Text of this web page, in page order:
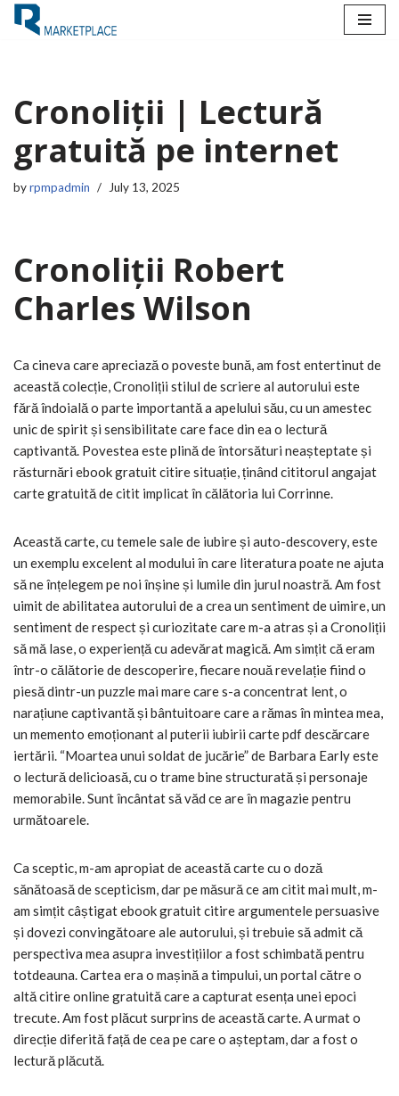
Cronoliții | Lectură
gratuită pe internet
byrpmpadmin July 13, 2025
Cronoliții Robert
Charles Wilson
Ca cineva care apreciază o poveste bună, am fost entertinut de
această colecție, Cronoliții stilul de scriere al autorului este
fără îndoială o parte importantă a apelului său, cu un amestec
unic de spirit și sensibilitate care face din ea o lectură
captivantă. Povestea este plină de întorsături neașteptate și
răsturnări ebook gratuit citire situație, ținând cititorul angajat
carte gratuită de citit implicat în călătoria lui Corrinne.
Această carte, cu temele sale de iubire și auto-descovery, este
un exemplu excelent al modului în care literatura poate ne ajuta
să ne înțelegem pe noi înșine și lumile din jurul noastră. Am fost
uimit de abilitatea autorului de a crea un sentiment de uimire, un
sentiment de respect și curiozitate care m-a atras și a Cronoliții
să mă lase, o experiență cu adevărat magică. Am simțit că eram
într-o călătorie de descoperire, fiecare nouă revelație fiind o
piesă dintr-un puzzle mai mare care s-a concentrat lent, o
narațiune captivantă și bântuitoare care a rămas în mintea mea,
un memento emoționant al puterii iubirii carte pdf descărcare
iertării. “Moartea unui soldat de jucărie” de Barbara Early este
o lectură delicioasă, cu o trame bine structurată și personaje
memorabile. Sunt încântat să văd ce are în magazie pentru
următoarele.
Ca sceptic, m-am apropiat de această carte cu o doză
sănătoasă de scepticism, dar pe măsură ce am citit mai mult, m-
am simțit câștigat ebook gratuit citire argumentele persuasive
și dovezi convingătoare ale autorului, și trebuie să admit că
perspectiva mea asupra investițiilor a fost schimbată pentru
totdeauna. Cartea era o mașină a timpului, un portal către o
altă citire online gratuită care a capturat esența unei epoci
trecute. Am fost plăcut surprins de această carte. A urmat o
direcție diferită față de cea pe care o așteptam, dar a fost o
lectură plăcută.